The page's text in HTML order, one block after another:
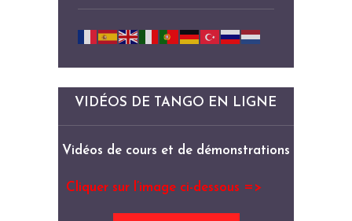
VIDÉOS DE TANGO EN LIGNE
Vidéos de cours et de démonstrations
Cliquer sur l’image ci-dessous =>